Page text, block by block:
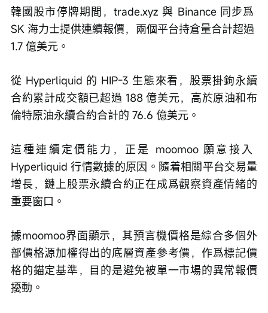
韓國股市停牌期間，trade.xyz 與 Binance 同步爲
SK 海力士提供連續報價，兩個平台持倉量合計超過
1.7 億美元。
從 Hyperliquid 的 HIP-3 生態來看，股票掛鉤永續
合約累計成交額已超過 188 億美元，高於原油和布
倫特原油永續合約合計的 76.6 億美元。
這種連續定價能力，正是 moomoo 願意接入
Hyperliquid 行情數據的原因。隨着相關平台交易量
增長，鏈上股票永續合約正在成爲觀察資產情緒的
重要窗口。
據moomoo界面顯示 ， 其預言機價格是綜合多個外
部價格源加權得出的底層資產參考價，作爲標記價
格的錨定基準，目的是避免被單一市場的異常報價
擾動。